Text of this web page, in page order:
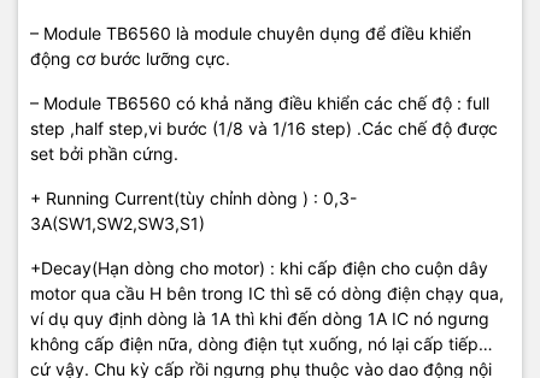
– Module TB6560 là module chuyên dụng để điều khiển
động cơ bước lưỡng cực.
– Module TB6560 có khả năng điều khiển các chế độ : full
step ,half step,vi bước (1/8 và 1/16 step) .Các chế độ được
set bởi phần cứng.
+ Running Current(tùy chỉnh dòng ) : 0,3-
3A(SW1,SW2,SW3,S1)
+Decay(Hạn dòng cho motor) : khi cấp điện cho cuộn dây
motor qua cầu H bên trong IC thì sẽ có dòng điện chạy qua,
ví dụ quy định dòng là 1A thì khi đến dòng 1A IC nó ngưng
không cấp điện nữa, dòng điện tụt xuống, nó lại cấp tiếp…
cứ vậy. Chu kỳ cấp rồi ngưng phụ thuộc vào dao động nội